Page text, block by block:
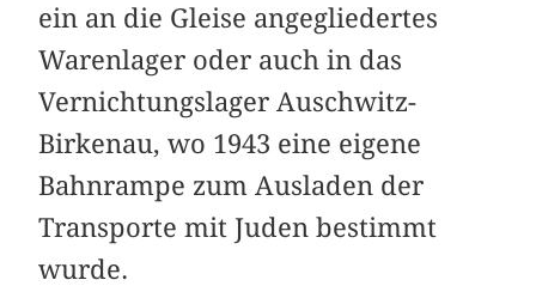
ein an die Gleise angegliedertes
Warenlager oder auch in das
Vernichtungslager Auschwitz-
Birkenau, wo 1943 eine eigene
Bahnrampe zum Ausladen der
Transporte mit Juden bestimmt
wurde.